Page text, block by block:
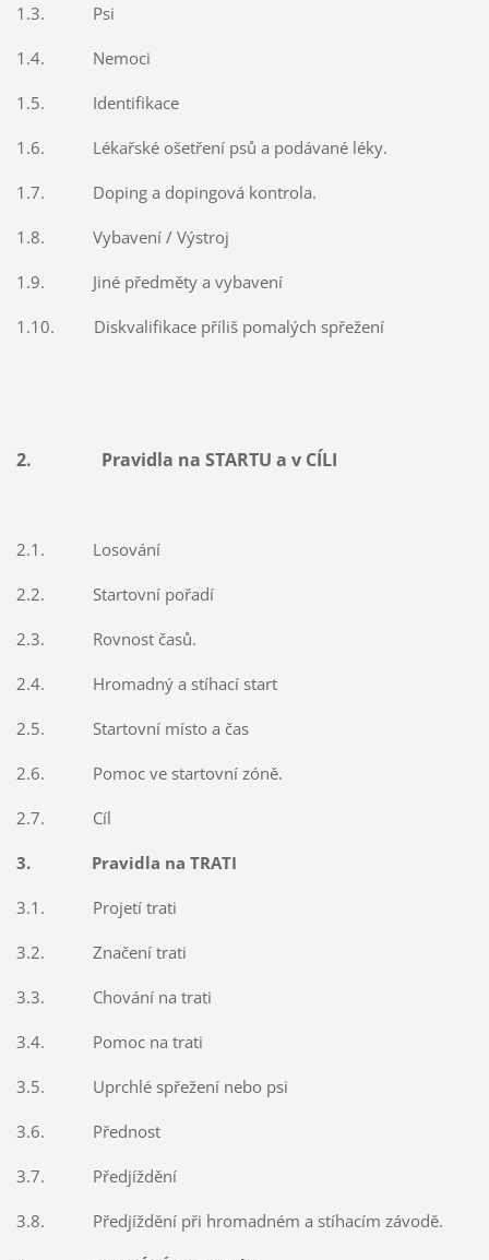
1.3. Psi
1.4. Nemoci
1.5. Identifikace
1.6. Lékařské ošetření psů a podávané léky.
1.7. Doping a dopingová kontrola.
1.8. Vybavení / Výstroj
1.9. Jiné předměty a vybavení
1.10. Diskvalifikace příliš pomalých spřežení
2. Pravidla na STARTU a v CÍLI
2.1. Losování
2.2. Startovní pořadí
2.3. Rovnost časů.
2.4. Hromadný a stíhací start
2.5. Startovní místo a čas
2.6. Pomoc ve startovní zóně.
2.7. Cíl
3. Pravidla na TRATI
3.1. Projetí trati
3.2. Značení trati
3.3. Chování na trati
3.4. Pomoc na trati
3.5. Uprchlé spřežení nebo psi
3.6. Přednost
3.7. Předjíždění
3.8. Předjíždění při hromadném a stíhacím závodě.